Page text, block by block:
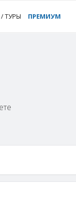
ТУРЫ ПРЕМИУМ